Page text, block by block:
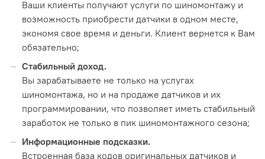
Ваши клиенты получают услуги по шиномонтажу и
возможность приобрести датчики в одном месте,
экономя свое время и деньги. Клиент вернется к Вам
обязательно;
Стабильный доход.
Вы зарабатываете не только на услугах
шиномонтажа, но и на продаже датчиков и их
программировании, что позволяет иметь стабильный
заработок не только в пик шиномонтажного сезона;
Информационные подсказки.
Встроенная база кодов оригинальных датчиков и